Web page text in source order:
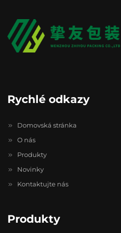
Rychlé odkazy
Domovská stránka
O nás
Produkty
Novinky
Kontaktujte nás
Produkty